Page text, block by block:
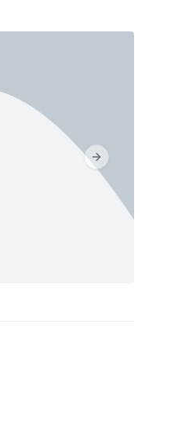
Next slide